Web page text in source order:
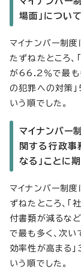
場面」につい
マイナンバー制
たずねたところ、
が66.2％で最も
の犯罪への対策
いう順でした。
マイナンバー
関する行政事
なる」ことに
マイナンバー制
ずねたところ、「
付書類が減るな
で最も多く、次い
効率性が高まる
いう順でした。